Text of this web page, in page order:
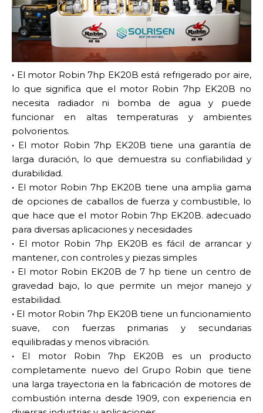
· El motor Robin 7hp EK20B está refrigerado por aire,
lo que significa que el motor Robin 7hp EK20B no
necesita radiador ni bomba de agua y puede
funcionar en altas temperaturas y ambientes
polvorientos.
· El motor Robin 7hp EK20B tiene una garantía de
larga duración, lo que demuestra su confiabilidad y
durabilidad.
· El motor Robin 7hp EK20B tiene una amplia gama
de opciones de caballos de fuerza y ​​combustible, lo
que hace que el motor Robin 7hp EK20B. adecuado
para diversas aplicaciones y necesidades
· El motor Robin 7hp EK20B es fácil de arrancar y
mantener, con controles y piezas simples
· El motor Robin EK20B de 7 hp tiene un centro de
gravedad bajo, lo que permite un mejor manejo y
estabilidad.
· El motor Robin 7hp EK20B tiene un funcionamiento
suave, con fuerzas primarias y secundarias
equilibradas y menos vibración.
· El motor Robin 7hp EK20B es un producto
completamente nuevo del Grupo Robin que tiene
una larga trayectoria en la fabricación de motores de
combustión interna desde 1909, con experiencia en